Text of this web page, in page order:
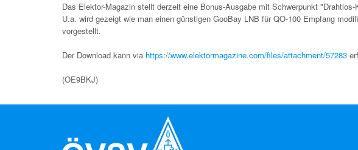
Das Elektor-Magazin stellt derzeit eine Bonus-Ausgabe mit Schwerpunkt
U.a. wird gezeigt wie man einen günstigen GooBay LNB für QO-100 Empfang
vorgestellt.
Der Download kann via https://www.elektormagazine.com/files/attachment/57283
(OE9BKJ)